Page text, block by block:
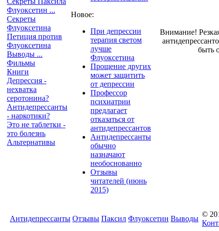
Флуоксетин ...
Секреты
Флуоксетина
Петиция против
Флуоксетина
Выводы ...
Фильмы
Книги
Депрессия -
нехватка
серотонина?
Антидепрессанты
- наркотики?
Это не таблетки -
это болезнь
Альтернативы
Новое:
При депрессии
терапия светом
лучше
Флуоксетина
Прощение других
может защитить
от депрессии
Профессор
психиатрии
предлагает
отказаться от
антидепрессантов
Антидепрессанты
обычно
назначают
необоснованно
Отзывы
читателей (июнь
2015)
Внимание!
быть
Антидепрессанты Отзывы Паксил Флуоксетин Выводы
©